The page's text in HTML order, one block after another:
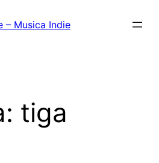
– Musica Indie
tiga